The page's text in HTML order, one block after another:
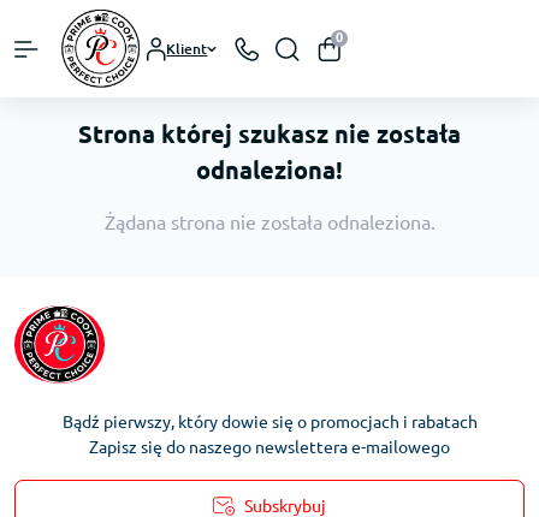
Klient
0
Strona której szukasz nie została
odnaleziona!
Żądana strona nie została odnaleziona.
Bądź pierwszy, który dowie się o promocjach i rabatach
Zapisz się do naszego newslettera e-mailowego
Subskrybuj